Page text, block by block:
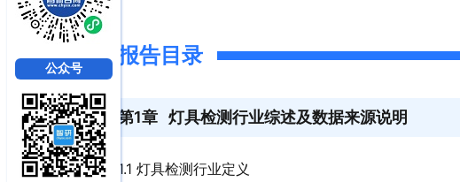
报告目录
第1章 灯具检测行业综述及数据来源说明
1.1 灯具检测行业定义
公众号